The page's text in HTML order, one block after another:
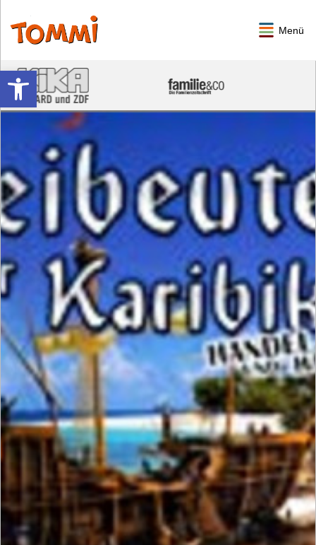
Werkzeugleiste öffnen
Menü